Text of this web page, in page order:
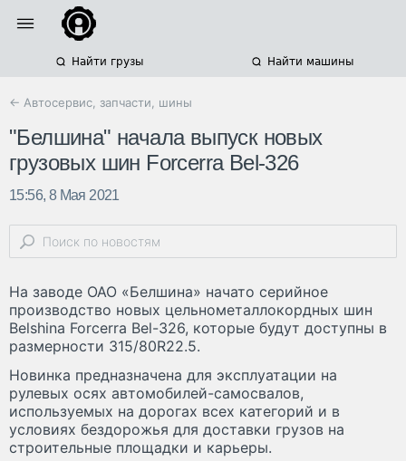
Найти грузы Найти машины
← Автосервис, запчасти, шины
"Белшина" начала выпуск новых
грузовых шин Forcerra Bel-326
15:56, 8 Мая 2021
На заводе ОАО «Белшина» начато серийное
производство новых цельнометаллокордных шин
Belshina Forcerra Bel-326, которые будут доступны в
размерности 315/80R22.5.
Новинка предназначена для эксплуатации на
рулевых осях автомобилей-самосвалов,
используемых на дорогах всех категорий и в
условиях бездорожья для доставки грузов на
строительные площадки и карьеры.